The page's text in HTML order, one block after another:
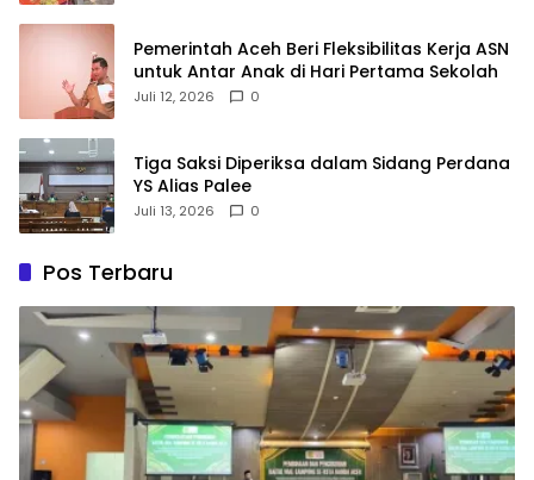
Pemerintah Aceh Beri Fleksibilitas Kerja ASN
untuk Antar Anak di Hari Pertama Sekolah
Juli 12, 2026 0
Tiga Saksi Diperiksa dalam Sidang Perdana
YS Alias Palee
Juli 13, 2026 0
Pos Terbaru